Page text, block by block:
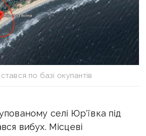
по базі окупантів
селі Юр'ївка під
вибух. Місцеві